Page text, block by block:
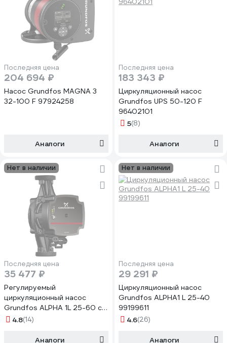
Последняя цена
204 694 ₽
Насос Grundfos MAGNA 3
32-100 F 97924258
Аналоги
Последняя цена
183 343 ₽
Циркуляционный насос
Grundfos UPS 50-120 F
96402101
5(8)
Аналоги
Нет в наличии
Последняя цена
35 477 ₽
Регулируемый
циркуляционный насос
Grundfos ALPHA 1L 25-60 с
гайками 130мм 99160583
4.8(14)
Аналоги
Нет в наличии
Последняя цена
29 291 ₽
Циркуляционный насос
Grundfos ALPHA1 L 25-40
99199611
4.6(26)
Аналоги